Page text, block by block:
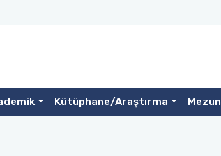
Kütüphane/Araştırma